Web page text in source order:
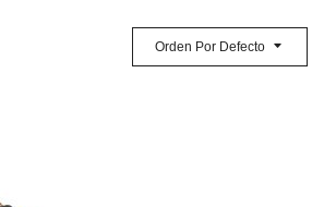
Orden Por Defecto